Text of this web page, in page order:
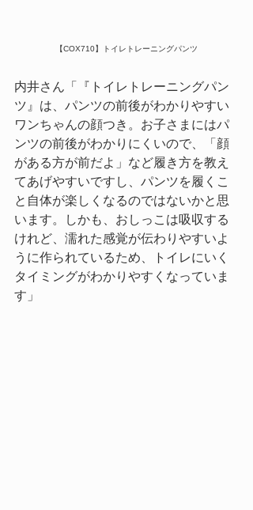
【COX710】トイレトレーニングパンツ
内井さん「『トイレトレーニングパン
ツ』は、パンツの前後がわかりやすい
ワンちゃんの顔つき。お子さまにはパ
ンツの前後がわかりにくいので、「顔
がある方が前だよ」など履き方を教え
てあげやすいですし、パンツを履くこ
と自体が楽しくなるのではないかと思
います。しかも、おしっこは吸収する
けれど、濡れた感覚が伝わりやすいよ
うに作られているため、トイレにいく
タイミングがわかりやすくなっていま
す」